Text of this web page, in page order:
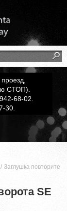
СТОП).
68-02.
30.
Заглушка
SE